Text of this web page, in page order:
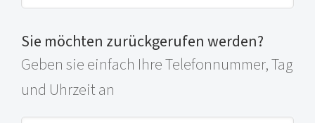
Sie möchten zurückgerufen werden?
Geben sie einfach Ihre Telefonnummer, Tag
und Uhrzeit an